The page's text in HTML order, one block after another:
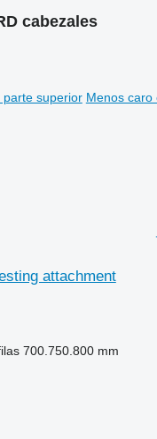
cabezales
parte superior Menos caro
attachment
700.750.800 mm